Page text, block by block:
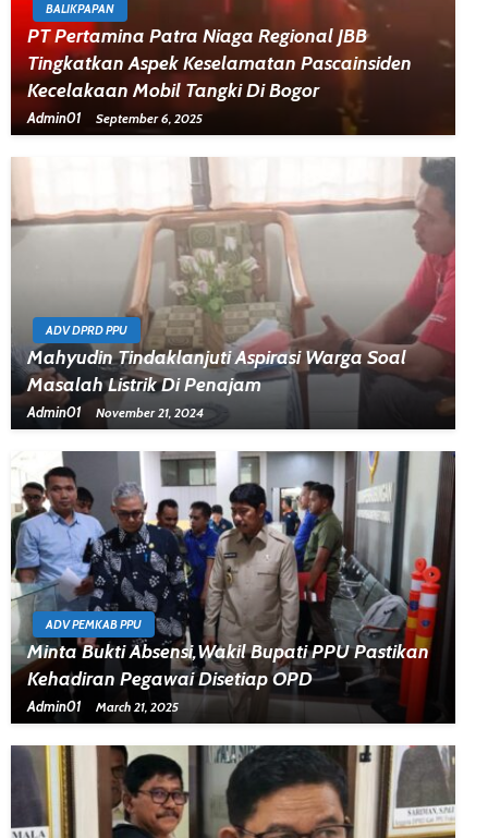
BALIKPAPAN
PT Pertamina Patra Niaga Regional JBB
Tingkatkan Aspek Keselamatan Pascainsiden
Kecelakaan Mobil Tangki Di Bogor
Admin01 September 6, 2025
ADV DPRD PPU
Mahyudin Tindaklanjuti Aspirasi Warga Soal
Masalah Listrik Di Penajam
Admin01 November 21, 2024
ADV PEMKAB PPU
Minta Bukti Absensi,Wakil Bupati PPU Pastikan
Kehadiran Pegawai Disetiap OPD
Admin01 March 21, 2025